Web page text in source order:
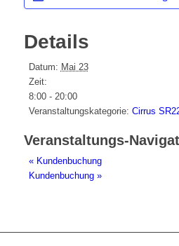
Details
Datum: Mai 23
Zeit:
8:00 - 20:00
Veranstaltungskategorie: Cirrus
Veranstaltungs-
«Kundenbuchung
Kundenbuchung »